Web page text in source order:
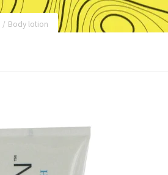
/ Body lotion